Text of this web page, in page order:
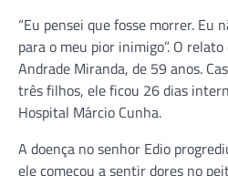
“Eu pensei que fosse morrer. Eu
para o meu pior inimigo”. O
Andrade Miranda, de 59 anos.
três filhos, ele ficou 26 dias
Hospital Márcio Cunha.
A doença no senhor Edio
ele começou a sentir dores no